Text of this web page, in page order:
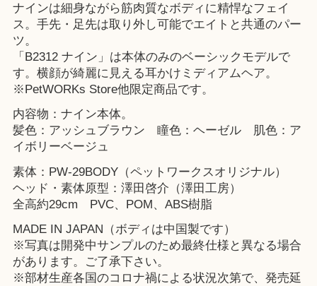
ナインは細身ながら筋肉質なボディに精悍なフェイ
ス。手先・足先は取り外し可能でエイトと共通のパー
ツ。
「B2312 ナイン」は本体のみのベーシックモデルで
す。横顔が綺麗に見える耳かけミディアムヘア。
※PetWORKs Store他限定商品です。
内容物：ナイン本体。
髪色：アッシュブラウン 瞳色：ヘーゼル 肌色：ア
イボリーベージュ
素体：PW-29BODY（ペットワークスオリジナル）
ヘッド・素体原型：澤田啓介（澤田工房）
全高約29cm PVC、POM、ABS樹脂
MADE IN JAPAN（ボディは中国製です）
※写真は開発中サンプルのため最終仕様と異なる場合
があります。ご了承下さい。
※部材生産各国のコロナ禍による状況次第で、発売延